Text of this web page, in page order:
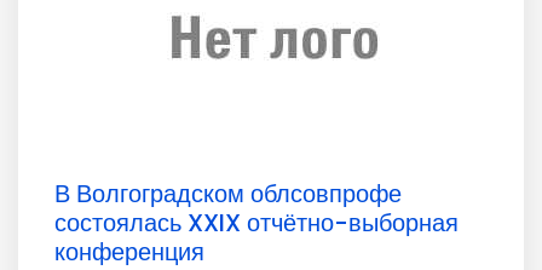
В Волгоградском облсовпрофе
состоялась XXIX отчётно-выборная
конференция